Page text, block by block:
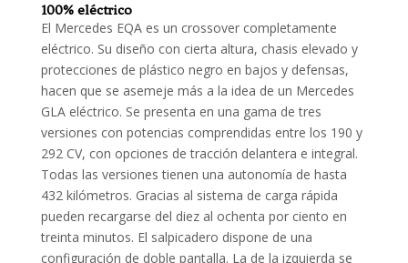
100% eléctrico
El Mercedes EQA es un crossover completamente
eléctrico. Su diseño con cierta altura, chasis elevado y
protecciones de plástico negro en bajos y defensas,
hacen que se asemeje más a la idea de un Mercedes
GLA eléctrico. Se presenta en una gama de tres
versiones con potencias comprendidas entre los 190 y
292 CV, con opciones de tracción delantera e integral.
Todas las versiones tienen una autonomía de hasta
432 kilómetros. Gracias al sistema de carga rápida
pueden recargarse del diez al ochenta por ciento en
treinta minutos. El salpicadero dispone de una
configuración de doble pantalla. La de la izquierda se